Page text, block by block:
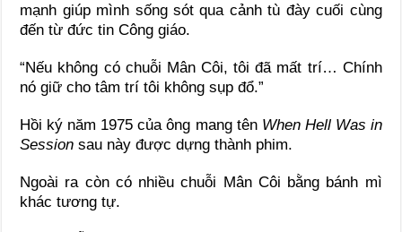
mạnh giúp mình sống sót qua cảnh tù đày cuối cùng
đến từ đức tin Công giáo.
“Nếu không có chuỗi Mân Côi, tôi đã mất trí… Chính
nó giữ cho tâm trí tôi không sụp đổ.”
Hồi ký năm 1975 của ông mang tên When Hell Was in
Session sau này được dựng thành phim.
Ngoài ra còn có nhiều chuỗi Mân Côi bằng bánh mì
khác tương tự.